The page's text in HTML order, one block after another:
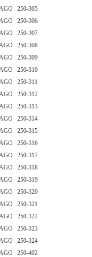
250-305
250-306
250-307
250-308
250-309
250-310
250-311
250-312
250-313
250-314
250-315
250-316
250-317
250-318
250-319
250-320
250-321
250-322
250-323
250-324
250-402